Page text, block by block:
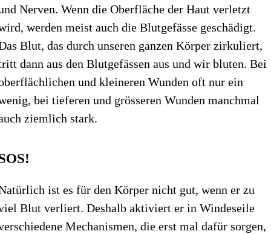
Nerven. Wenn die Oberfläche der Haut verletzt
werden meist auch die Blutgefässe geschädigt.
Blut, das durch unseren ganzen Körper zirkuliert,
dann aus den Blutgefässen aus und wir bluten. Bei
und kleineren Wunden oft nur ein
bei tieferen und grösseren Wunden manchmal
ziemlich stark.
ist es für den Körper nicht gut, wenn er zu
Blut verliert. Deshalb aktiviert er in Windeseile
Mechanismen, die erst mal dafür sorgen,